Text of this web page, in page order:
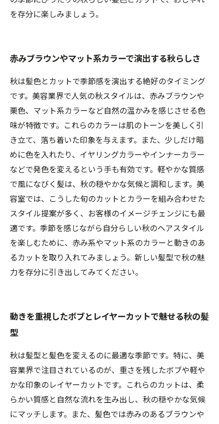
を存分に楽しみましょう。
赤みブラウンやマット系カラーで演出する秋らしさ
秋は髪色とカットで季節感を演出する絶好のタイミング
です。美容業界で人気の秋スタイルは、赤みブラウンや
栗色、マット系カラーなど自然の温かみを感じさせる色
味が特徴です。これらのカラーは肌のトーンを美しく引
き立て、落ち着いた印象を与えます。また、少しだけ暗
めに色を入れたり、イヤリングカラーやインナーカラー
などで発色を変えるという手も有効です。軽やかな質感
で風になびく髪は、秋の穏やかな気候と調和します。美
容室では、こうした旬のカットとカラーを組み合わせた
スタイル提案が多く、お客様のイメージチェンジにも最
適です。季節を感じながら自分らしい秋のヘアスタイル
を楽しむために、赤み系やマット系のカラーと動きのあ
るカットを取り入れてみましょう。新しい髪型で秋の魅
力を存分に引き出してみてください。
動きを重視したボブとレイヤーカットで魅せる秋の髪
型
秋は髪型と髪色を変えるのに最適な季節です。特に、美
容業界で注目されているのが、重さを残したボブや軽や
かな印象のレイヤーカットです。これらのカットは、柔
らかい質感と自然な流れを生み出し、秋の穏やかな気候
にマッチします。また、髪色では赤みのあるブラウンや